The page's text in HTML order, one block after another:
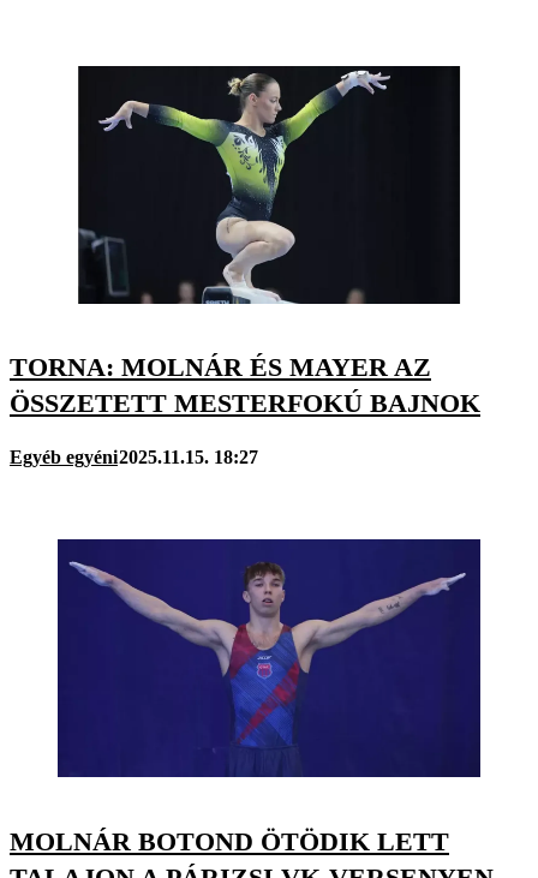
TORNA: MOLNÁR ÉS MAYER AZ
ÖSSZETETT MESTERFOKÚ BAJNOK
Egyéb egyéni2025.11.15. 18:27
MOLNÁR BOTOND ÖTÖDIK LETT